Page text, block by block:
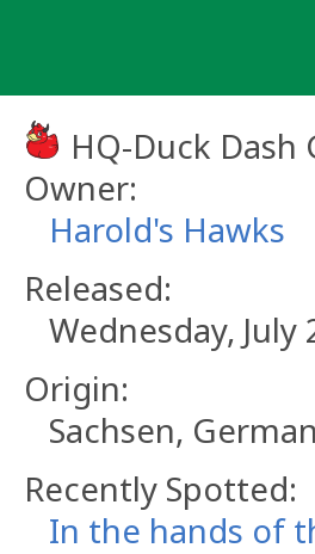
HQ-Duck Dash
Owner:
Harold's Hawks
Released:
Wednesday, July
Origin:
Sachsen,
Recently Spotted:
In the hands of